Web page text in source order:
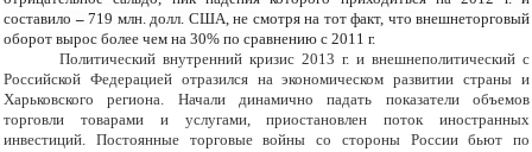
составило – 719 млн. долл. США, не смотря на тот факт, что внешнеторговый
оборот вырос более чем на 30% по сравнению с 2011 г.
Политический внутренний кризис 2013 г. и внешнеполитический с
Российской Федерацией отразился на экономическом развитии страны и
Харьковского региона. Начали динамично падать показатели объемов
торговли товарами и услугами, приостановлен поток иностранных
инвестиций. Постоянные торговые войны со стороны России бьют по